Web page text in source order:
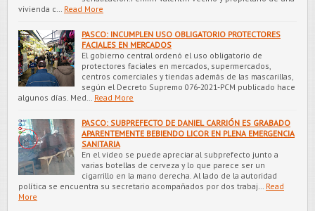
vivienda c…
Read More
PASCO: INCUMPLEN USO OBLIGATORIO PROTECTORES
FACIALES EN MERCADOS
El gobierno central ordenó el uso obligatorio de
protectores faciales en mercados, supermercados,
centros comerciales y tiendas además de las mascarillas,
según el Decreto Supremo 076-2021-PCM publicado hace
algunos días. Med…
Read More
PASCO: SUBPREFECTO DE DANIEL CARRIÓN ES GRABADO
APARENTEMENTE BEBIENDO LICOR EN PLENA EMERGENCIA
SANITARIA
En el video se puede apreciar al subprefecto junto a
varias botellas de cerveza y lo que parece ser un
cigarrillo en la mano derecha. Al lado de la autoridad
política se encuentra su secretario acompañados por dos trabaj…
Read
More